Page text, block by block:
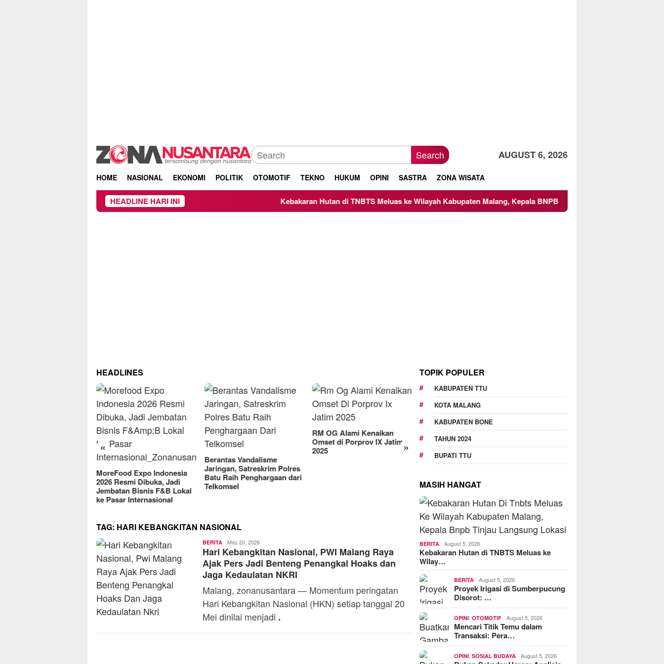
Search AUGUST 6, 2026
HOME NASIONAL EKONOMI POLITIK OTOMOTIF TEKNO HUKUM OPINI SASTRA ZONA WISATA
HEADLINE HARI INI Kebakaran Hutan di TNBTS Meluas ke Wilayah Kabupaten Malang, Kepala BNPB Tinjau Langsung Lokasi
HEADLINES
« »
Berantas Vandalisme
Jaringan, Satreskrim Polres
Batu Raih Penghargaan dari
Telkomsel
RM OG Alami Kenaikan
Omset di Porprov IX Jatim
2025
Manjakan Pelanggan,
RAT Koperasi Jasa Widyani
Sejahtera Institut Perbanas,
ke Pasar Internasional
TAG: HARI KEBANGKITAN NASIONAL
BERITA Toski
Dermaleksana
May 20, 2026
Hari Kebangkitan Nasional, PWI Malang Raya
Ajak Pers Jadi Benteng Penangkal Hoaks dan
Jaga Kedaulatan NKRI
​Malang, zonanusantara — Momentum peringatan
Hari Kebangkitan Nasional (HKN) setiap tanggal 20
Mei dinilai menjadi .
TOPIK POPULER
KABUPATEN TTU
KOTA MALANG
KABUPATEN BONE
TAHUN 2024
BUPATI TTU
MASIH HANGAT
BERITA August 5, 2026
Kebakaran Hutan di TNBTS Meluas ke
Wilay…
BERITA August 5, 2026
Proyek Irigasi di Sumberpucung
Disorot: …
OPINI ,OTOMOTIF August 5, 2026
Mencari Titik Temu dalam
Transaksi: Pera…
OPINI ,SOSIAL BUDAYA August 5, 2026